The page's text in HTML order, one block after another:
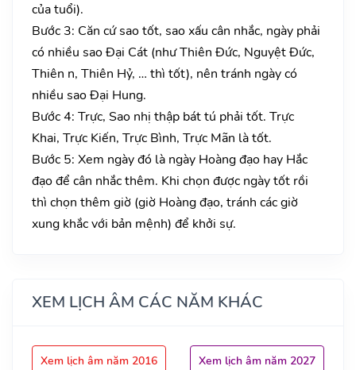
của tuổi).
Bước 3: Căn cứ sao tốt, sao xấu cân nhắc, ngày phải
có nhiều sao Đại Cát (như Thiên Đức, Nguyệt Đức,
Thiên n, Thiên Hỷ, … thì tốt), nên tránh ngày có
nhiều sao Đại Hung.
Bước 4: Trực, Sao nhị thập bát tú phải tốt. Trực
Khai, Trực Kiến, Trực Bình, Trực Mãn là tốt.
Bước 5: Xem ngày đó là ngày Hoàng đạo hay Hắc
đạo để cân nhắc thêm. Khi chọn được ngày tốt rồi
thì chọn thêm giờ (giờ Hoàng đạo, tránh các giờ
xung khắc với bản mệnh) để khởi sự.
XEM LỊCH ÂM CÁC NĂM KHÁC
Xem lịch âm năm 2016 Xem lịch âm năm 2027